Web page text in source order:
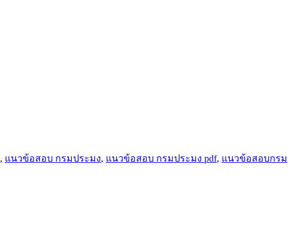
, แนวข้อสอบ กรมประมง, แนวข้อสอบ กรมประมง pdf, แนวข้อสอบกรม